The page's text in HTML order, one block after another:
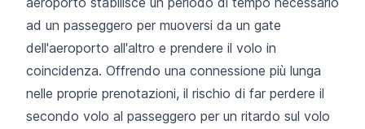
ad un passeggero per muoversi da un gate
dell'aeroporto all'altro e prendere il volo in
coincidenza. Offrendo una connessione più lunga
nelle proprie prenotazioni, il rischio di far perdere il
secondo volo al passeggero per un ritardo sul volo